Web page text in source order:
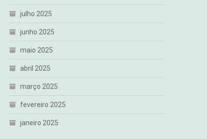
julho 2025
junho 2025
maio 2025
abril 2025
março 2025
fevereiro 2025
janeiro 2025